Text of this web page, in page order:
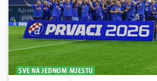
SVE NA JEDNOM MJESTU